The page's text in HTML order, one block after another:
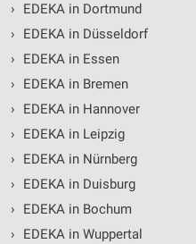
›
EDEKA in Dortmund
›
EDEKA in Düsseldorf
›
EDEKA in Essen
›
EDEKA in Bremen
›
EDEKA in Hannover
›
EDEKA in Leipzig
›
EDEKA in Nürnberg
›
EDEKA in Duisburg
›
EDEKA in Bochum
›
EDEKA in Wuppertal